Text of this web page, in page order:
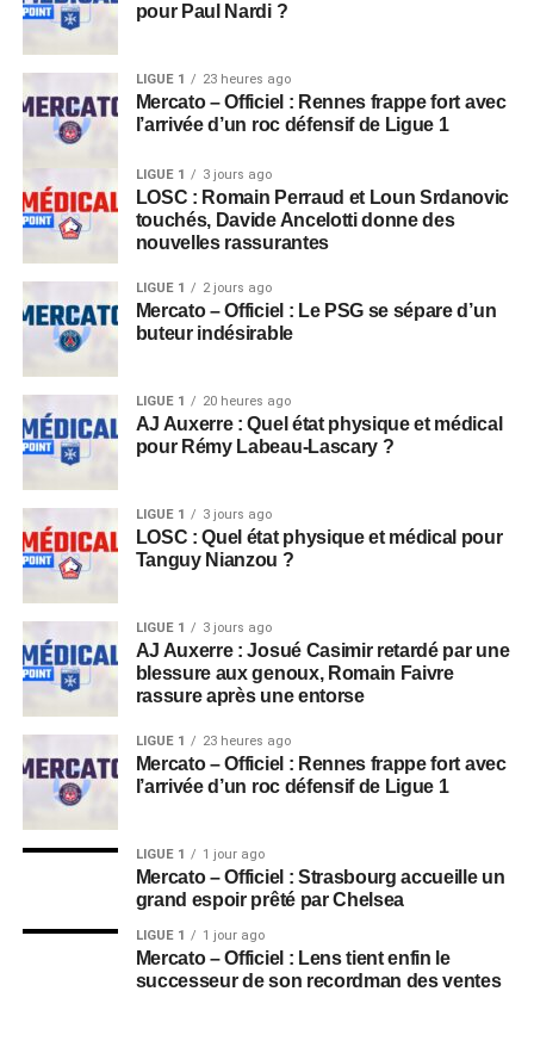
pour Paul Nardi ?
LIGUE 1 23 heures ago
Mercato – Officiel : Rennes frappe fort avec
l’arrivée d’un roc défensif de Ligue 1
LIGUE 1 3 jours ago
LOSC : Romain Perraud et Loun Srdanovic
touchés, Davide Ancelotti donne des
nouvelles rassurantes
LIGUE 1 2 jours ago
Mercato – Officiel : Le PSG se sépare d’un
buteur indésirable
LIGUE 1 20 heures ago
AJ Auxerre : Quel état physique et médical
pour Rémy Labeau-Lascary ?
LIGUE 1 3 jours ago
LOSC : Quel état physique et médical pour
Tanguy Nianzou ?
LIGUE 1 3 jours ago
AJ Auxerre : Josué Casimir retardé par une
blessure aux genoux, Romain Faivre
rassure après une entorse
LIGUE 1 23 heures ago
Mercato – Officiel : Rennes frappe fort avec
l’arrivée d’un roc défensif de Ligue 1
LIGUE 1 1 jour ago
Mercato – Officiel : Strasbourg accueille un
grand espoir prêté par Chelsea
LIGUE 1 1 jour ago
Mercato – Officiel : Lens tient enfin le
successeur de son recordman des ventes